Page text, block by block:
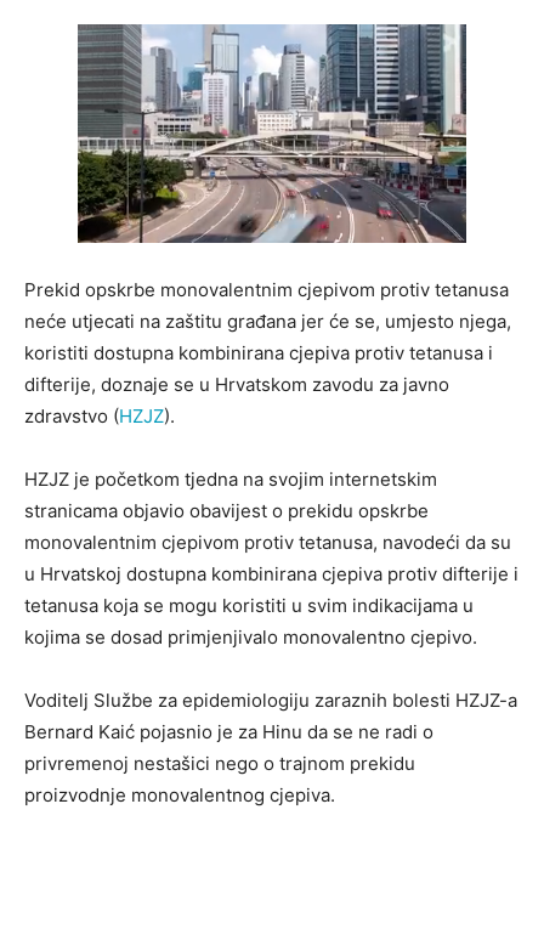
Prekid opskrbe monovalentnim cjepivom protiv tetanusa
neće utjecati na zaštitu građana jer će se, umjesto njega,
koristiti dostupna kombinirana cjepiva protiv tetanusa i
difterije, doznaje se u Hrvatskom zavodu za javno
zdravstvo (HZJZ).
HZJZ je početkom tjedna na svojim internetskim
stranicama objavio obavijest o prekidu opskrbe
monovalentnim cjepivom protiv tetanusa, navodeći da su
u Hrvatskoj dostupna kombinirana cjepiva protiv difterije i
tetanusa koja se mogu koristiti u svim indikacijama u
kojima se dosad primjenjivalo monovalentno cjepivo.
Voditelj Službe za epidemiologiju zaraznih bolesti HZJZ-a
Bernard Kaić pojasnio je za Hinu da se ne radi o
privremenoj nestašici nego o trajnom prekidu
proizvodnje monovalentnog cjepiva.